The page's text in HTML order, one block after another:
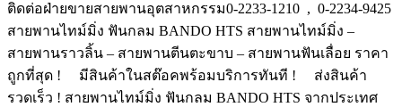
ติดต่อฝ่ายขายสายพานอุตสาหกรรม0-2233-1210 , 0-2234-9425
สายพานไทม์มิ่ง ฟันกลม BANDO HTS สายพานไทม์มิ่ง –
สายพานราวลิ้น – สายพานตีนตะขาบ – สายพานฟันเลื่อย ราคา
ถูกที่สุด ! มีสินค้าในสต๊อคพร้อมบริการทันที ! ส่งสินค้า
รวดเร็ว ! สายพานไทม์มิ่ง ฟันกลม BANDO HTS จากประเทศ